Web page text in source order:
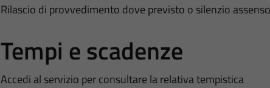
Rilascio di provvedimento dove previsto o silenzio assenso
Tempi e scadenze
Accedi al servizio per consultare la relativa tempistica